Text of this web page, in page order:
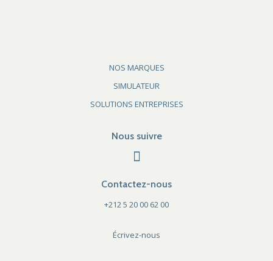
NOS MARQUES
SIMULATEUR
SOLUTIONS ENTREPRISES
Nous suivre
Contactez-nous
+212 5 20 00 62 00
Écrivez-nous